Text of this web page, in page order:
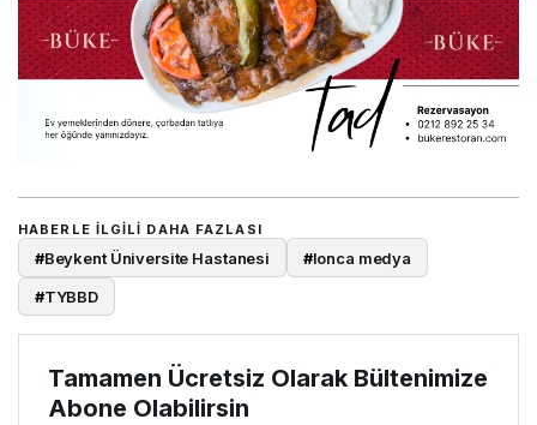
HABERLE ILGILI DAHA FAZLASI
#Beykent Üniversite Hastanesi #lonca medya
#TYBBD
Tamamen Ücretsiz Olarak Bültenimize
Abone Olabilirsin